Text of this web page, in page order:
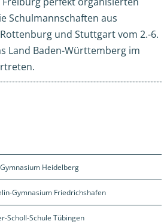
Schulmannschaften aus
und Stuttgart vom 2.-6.
Land Baden-Württemberg im
Heidelberg
Gymnasium Friedrichshafen
Scholl-Schule Tübingen